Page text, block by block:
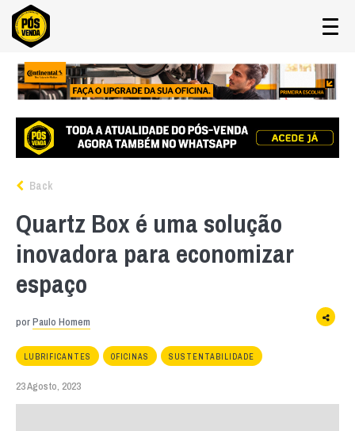
Back
Quartz Box é uma solução
inovadora para economizar
espaço
porPaulo Homem
LUBRIFICANTES OFICINAS SUSTENTABILIDADE
23 Agosto, 2023